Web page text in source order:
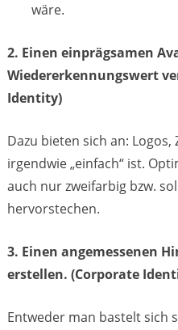
wäre.
2. Einen einprägsamen
Wiedererkennungswert
Identity)
Dazu bieten sich an: Logos,
irgendwie „einfach“ ist.
auch nur zweifarbig bzw.
hervorstechen.
3. Einen angemessenen
erstellen. (Corporate
Entweder man bastelt sich